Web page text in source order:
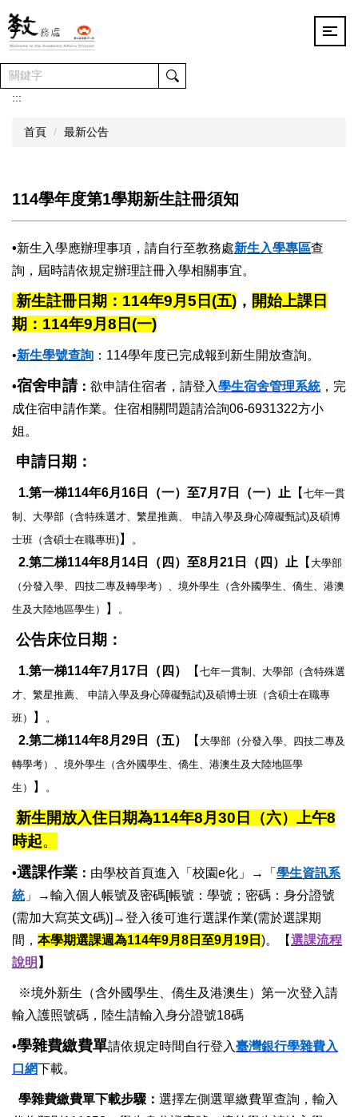
跳
到
主
要
內
容
:::
首頁 最新公告
114學年度第1學期新生註冊須知
•新生入學應辦理事項，請自行至教務處新生入學專區查
詢，屆時請依規定辦理註冊入學相關事宜。
新生註冊日期： 114年9月5日(五) ， 開始上課日
期： 114年9月8日(一)
•新生學號查詢 ：114學年度已完成報到新生開放查詢。
•宿舍申請 ： 欲申請住宿者，請登入學生宿舍管理系統 ，完
成住宿申請作業。 住宿相關問題請洽詢06-6931322方小
姐。
申請日期：
1.第一梯114年6月16日（一）至7月7日（一）止 【 七年一貫
制、大學部（含特殊選才、繁星推薦、 申請入學及身心障礙甄試)及碩博
士班（含碩士在職專班) 】 。
2.第二梯114年8月14日（四）至8月21日（四）止 【 大學部
（分發入學、四技二專及轉學考）、境外學生（含外國學生、僑生、港澳
生及大陸地區學生）
】 。
公告床位日期：
1.第一梯114年7月17日（四） 【 七年一貫制、大學部（含特殊選
才、繁星推薦、 申請入學及身心障礙甄試)及碩博士班（含碩士在職專
班）
】 。
2.第二梯114年8月29日（五） 【 大學部（分發入學、四技二專及
轉學考）、境外學生（含外國學生、僑生、港澳生及大陸地區學
生）
】 。
新生開放入住日期為114年8月30日（六）上午8
時起。
•選課作業 ： 由學校首頁進入「校園e化」→「 學生資訊系
統 」→輸入個人帳號及密碼[帳號：學號；密碼：身分證號
(需加大寫英文碼)]→登入後可進行選課作業(需於選課期
間， 本學期選課週為114年9月8日至9月19日 )。【選課流程
說明 】
※境外新生（含外國學生、僑生及港澳生）第一次登入請
輸入護照號碼，陸生請輸入身分證號18碼
•學雜費繳費單請依規定時間自行登入臺灣銀行學雜費入
口網下載。
學雜費繳費單下載步驟： 選擇左側選單繳費單查詢，輸入